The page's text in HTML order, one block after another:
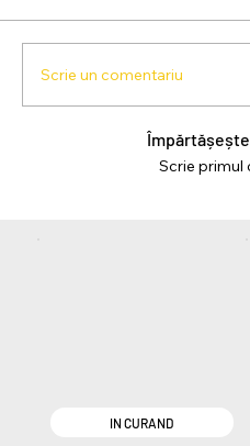
Scrie un comentariu
Scrie primul
IN CURAND